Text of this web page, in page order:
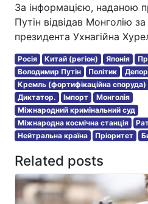
За інформацією, наданою
Путін відвідав Монголію
президента Ухнагійна
Росія Китай (регіон) Японія
Володимир Путін
Політик
Кремль (фортифікаційна споруда)
Диктатор.
Імпорт
Монголія
Міжнародний кримінальний суд
Міжнародна космічна станція
Нейтральна країна
Пріоритет
Related posts